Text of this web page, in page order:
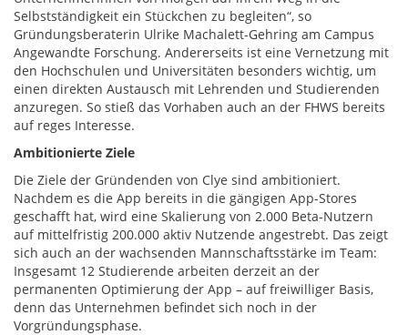
Selbstständigkeit ein Stückchen zu begleiten“, so
Gründungsberaterin Ulrike Machalett-Gehring am Campus
Angewandte Forschung. Andererseits ist eine Vernetzung mit
den Hochschulen und Universitäten besonders wichtig, um
einen direkten Austausch mit Lehrenden und Studierenden
anzuregen. So stieß das Vorhaben auch an der FHWS bereits
auf reges Interesse.
Ambitionierte Ziele
Die Ziele der Gründenden von Clye sind ambitioniert.
Nachdem es die App bereits in die gängigen App-Stores
geschafft hat, wird eine Skalierung von 2.000 Beta-Nutzern
auf mittelfristig 200.000 aktiv Nutzende angestrebt. Das zeigt
sich auch an der wachsenden Mannschaftsstärke im Team:
Insgesamt 12 Studierende arbeiten derzeit an der
permanenten Optimierung der App – auf freiwilliger Basis,
denn das Unternehmen befindet sich noch in der
Vorgründungsphase.